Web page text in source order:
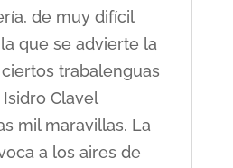
de muy difícil
que se advierte la
trabalenguas
Clavel
mil maravillas. La
a los aires de